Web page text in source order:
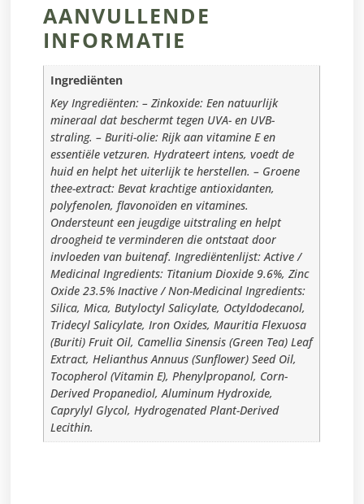
AANVULLENDE
INFORMATIE
Ingrediënten
Key Ingrediënten: – Zinkoxide: Een natuurlijk
mineraal dat beschermt tegen UVA- en UVB-
straling. – Buriti-olie: Rijk aan vitamine E en
essentiële vetzuren. Hydrateert intens, voedt de
huid en helpt het uiterlijk te herstellen. – Groene
thee-extract: Bevat krachtige antioxidanten,
polyfenolen, flavonoïden en vitamines.
Ondersteunt een jeugdige uitstraling en helpt
droogheid te verminderen die ontstaat door
invloeden van buitenaf. Ingrediëntenlijst: Active /
Medicinal Ingredients: Titanium Dioxide 9.6%, Zinc
Oxide 23.5% Inactive / Non-Medicinal Ingredients:
Silica, Mica, Butyloctyl Salicylate, Octyldodecanol,
Tridecyl Salicylate, Iron Oxides, Mauritia Flexuosa
(Buriti) Fruit Oil, Camellia Sinensis (Green Tea) Leaf
Extract, Helianthus Annuus (Sunflower) Seed Oil,
Tocopherol (Vitamin E), Phenylpropanol, Corn-
Derived Propanediol, Aluminum Hydroxide,
Caprylyl Glycol, Hydrogenated Plant-Derived
Lecithin.